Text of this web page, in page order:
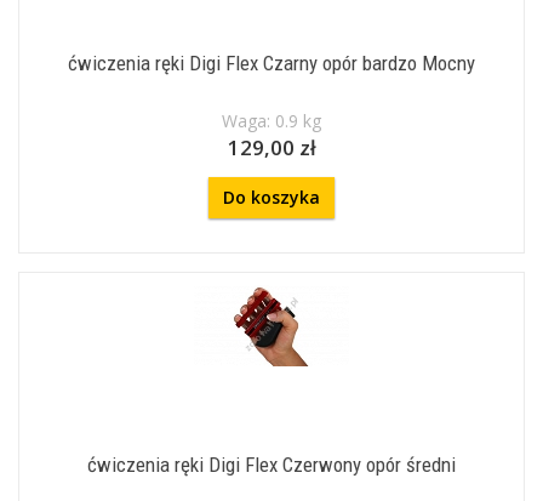
ćwiczenia ręki Digi Flex Czarny opór bardzo Mocny
Waga: 0.9 kg
129,00 zł
Do koszyka
ćwiczenia ręki Digi Flex Czerwony opór średni